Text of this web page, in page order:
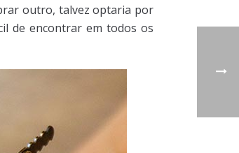
outro, talvez optaria por
de encontrar em todos os